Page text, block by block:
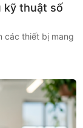
kỹ thuật số
các thiết bị mang